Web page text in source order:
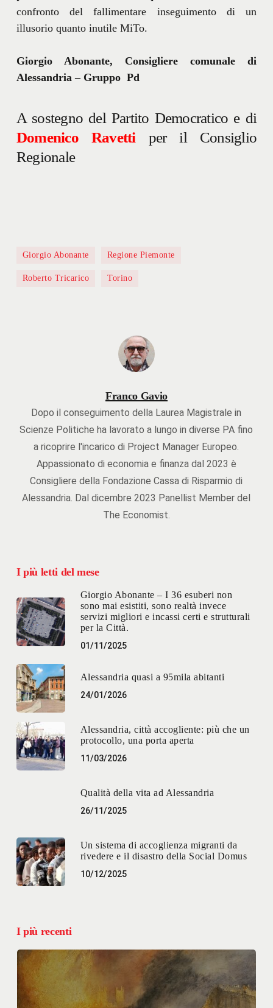
confronto del fallimentare inseguimento di un
illusorio quanto inutile MiTo.
Giorgio Abonante, Consigliere comunale di
Alessandria – Gruppo Pd
A sostegno del Partito Democratico e di
Domenico Ravetti per il Consiglio
Regionale
Giorgio Abonante Regione Piemonte
Roberto Tricarico Torino
Franco Gavio
Dopo il conseguimento della Laurea Magistrale in
Scienze Politiche ha lavorato a lungo in diverse PA fino
a ricoprire l'incarico di Project Manager Europeo.
Appassionato di economia e finanza dal 2023 è
Consigliere della Fondazione Cassa di Risparmio di
Alessandria. Dal dicembre 2023 Panellist Member del
The Economist.
I più letti del mese
Giorgio Abonante – I 36 esuberi non
sono mai esistiti, sono realtà invece
servizi migliori e incassi certi e strutturali
per la Città.
01/11/2025
Alessandria quasi a 95mila abitanti
24/01/2026
Alessandria, città accogliente: più che un
protocollo, una porta aperta
11/03/2026
Qualità della vita ad Alessandria
26/11/2025
Un sistema di accoglienza migranti da
rivedere e il disastro della Social Domus
10/12/2025
I più recenti